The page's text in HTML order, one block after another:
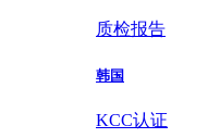
质检报告
韩国
KCC认证